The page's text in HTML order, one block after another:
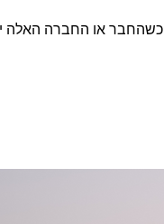
כשהחבר או החברה האלה